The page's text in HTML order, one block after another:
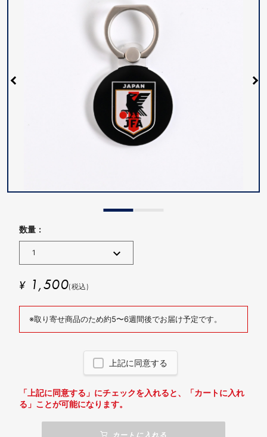
数量 :
¥ 1,500(税込)
※取り寄せ商品のため約5〜6週間後でお届け予定です。
上記に同意する
「上記に同意する」にチェックを入れると、「カートに入れ
る」ことが可能になります。
カートに入れる